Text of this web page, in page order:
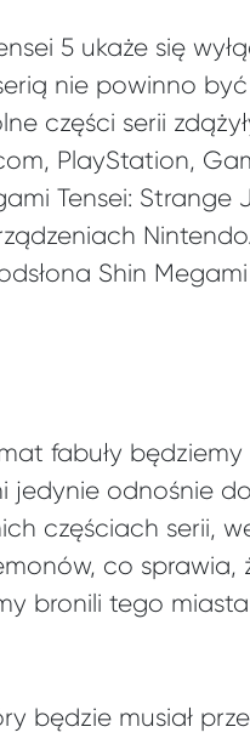
5 ukaże się
nie powinno być
części serii
PlayStation,
Tensei:
Shin
fabuły
odnośnie
częściach serii,
co sprawia,
bronili tego
będzie musiał